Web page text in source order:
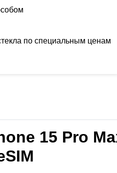
по специальным ценам
15 Pro